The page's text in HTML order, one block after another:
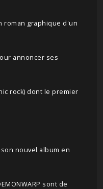
roman graphique d'un
annoncer ses
rock) dont le premier
son nouvel album en
sont de